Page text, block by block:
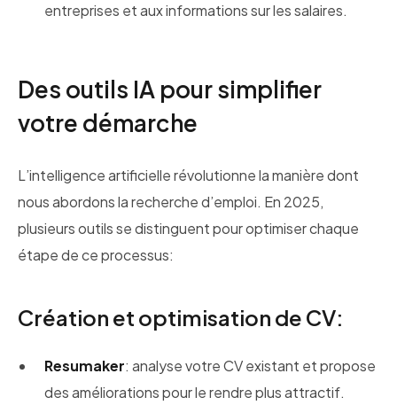
entreprises et aux informations sur les salaires.
Des outils IA pour simplifier
votre démarche
L’intelligence artificielle révolutionne la manière dont
nous abordons la recherche d’emploi. En 2025,
plusieurs outils se distinguent pour optimiser chaque
étape de ce processus:
Création et optimisation de CV:
Resumaker: analyse votre CV existant et propose
des améliorations pour le rendre plus attractif.